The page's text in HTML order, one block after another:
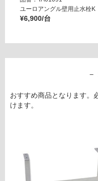
ユーロアングル壁用止水栓K
¥6,900/台
おすすめ商品となります。
けます。